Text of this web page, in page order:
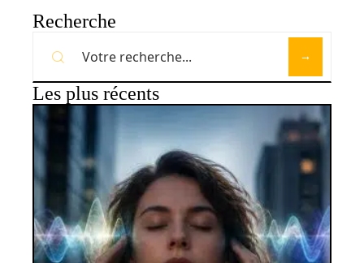
Recherche
Les plus récents